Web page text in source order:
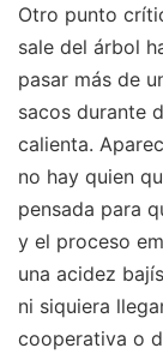
Otro punto
sale del árbol
pasar más de
sacos durante
calienta.
no hay quien
pensada para
y el proceso
una acidez
ni siquiera
cooperativa o